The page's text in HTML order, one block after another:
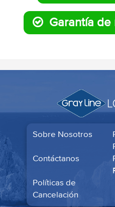
Garantía
Sobre Nosotros
Contáctanos
Políticas de
Cancelación